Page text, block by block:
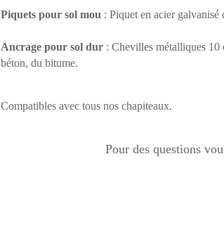
Piquets pour sol mou : Piquet en acier
Ancrage pour sol dur : Chevilles métalliques 10
béton, du bitume.
Compatibles avec tous nos chapiteaux.
Pour des questions